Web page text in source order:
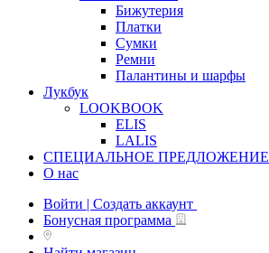
Бижутерия
Платки
Сумки
Ремни
Палантины и шарфы
Лукбук
LOOKBOOK
ELIS
LALIS
СПЕЦИАЛЬНОЕ ПРЕДЛОЖЕНИЕ
О нас
Войти | Создать аккаунт
Бонусная программа